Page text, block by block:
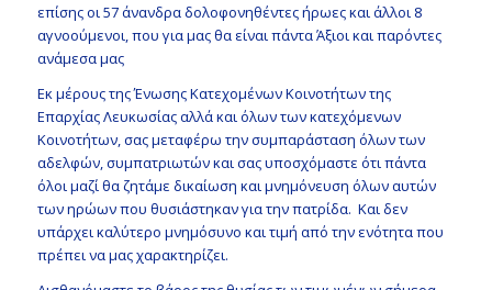
επίσης οι 57 άνανδρα δολοφονηθέντες ήρωες και άλλοι 8
αγνοούμενοι, που για μας θα είναι πάντα Άξιοι και παρόντες
ανάμεσα μας
Εκ μέρους της Ένωσης Κατεχομένων Κοινοτήτων της
Επαρχίας Λευκωσίας αλλά και όλων των κατεχόμενων
Κοινοτήτων, σας μεταφέρω την συμπαράσταση όλων των
αδελφών, συμπατριωτών και σας υποσχόμαστε ότι πάντα
όλοι μαζί θα ζητάμε δικαίωση και μνημόνευση όλων αυτών
των ηρώων που θυσιάστηκαν για την πατρίδα. Και δεν
υπάρχει καλύτερο μνημόσυνο και τιμή από την ενότητα που
πρέπει να μας χαρακτηρίζει.